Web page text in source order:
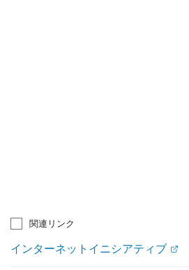
関連リンク
インターネットイニシアティブ